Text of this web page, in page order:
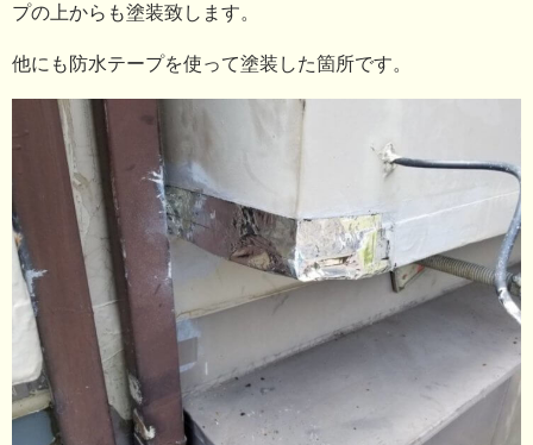
プの上からも塗装致します。
他にも防水テープを使って塗装した箇所です。